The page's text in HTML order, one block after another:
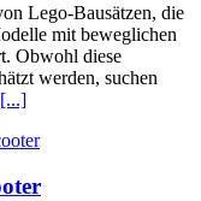
Lego-Bausätzen, die
mit beweglichen
Obwohl diese
werden, suchen
[...]